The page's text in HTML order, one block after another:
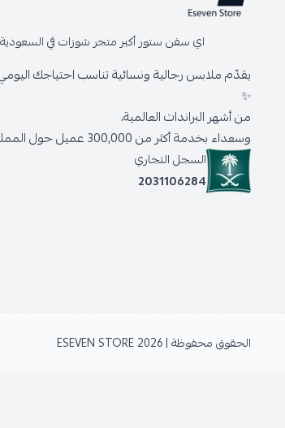
اي سفن ستور أكبر متجر شوزات في
يقدّم ملابس رجالية ونسائية تناسب احتياجك
✨
من أشهر البراندات العالمية،
وسعداء بخدمة أكثر من 300,000 عميل حول المملكة.
السجل التجاري
2031106284
الحقوق محفوظة | 2026 ESEVEN STORE